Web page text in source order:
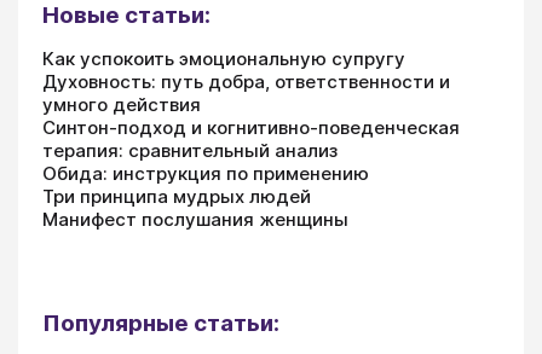
Новые статьи:
Как успокоить эмоциональную супругу
Духовность: путь добра, ответственности и
умного действия
Синтон-подход и когнитивно-поведенческая
терапия: сравнительный анализ
Обида: инструкция по применению
Три принципа мудрых людей
Манифест послушания женщины
Популярные статьи: